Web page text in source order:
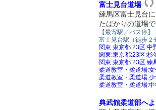
富士見台道場
練馬区富士見台
たばかりの道場
【最寄駅／バス停】
富士見台駅（徒歩２
関東:東京都:23区:中
関東:東京都:23区:杉
関東:東京都:23区:練
柔道教室・柔道場:
柔道教室・柔道場:
柔道教室・柔道場:
典武館柔道部へ